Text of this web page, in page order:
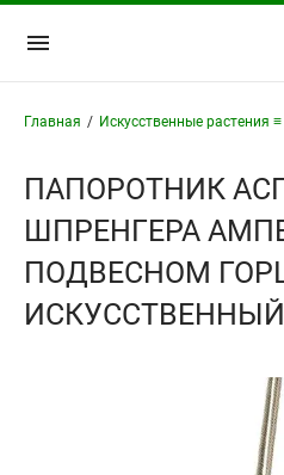
Главная / Искусственные растения ≡
ПАПОРОТНИК
ШПРЕНГЕРА
ПОДВЕСНОМ
ИСКУССТВЕННЫЙ